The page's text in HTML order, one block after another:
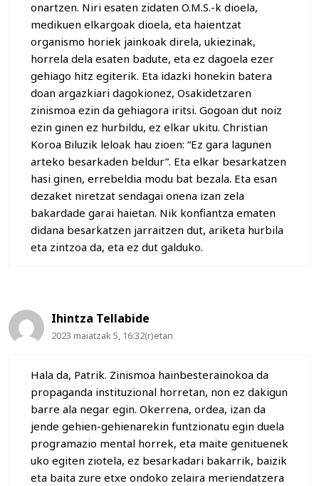
onartzen. Niri esaten zidaten O.M.S.-k dioela,
medikuen elkargoak dioela, eta haientzat
organismo horiek jainkoak direla, ukiezinak,
horrela dela esaten badute, eta ez dagoela ezer
gehiago hitz egiterik. Eta idazki honekin batera
doan argazkiari dagokionez, Osakidetzaren
zinismoa ezin da gehiagora iritsi. Gogoan dut noiz
ezin ginen ez hurbildu, ez elkar ukitu. Christian
Koroa Biluzik leloak hau zioen: “Ez gara lagunen
arteko besarkaden beldur”. Eta elkar besarkatzen
hasi ginen, errebeldia modu bat bezala. Eta esan
dezaket niretzat sendagai onena izan zela
bakardade garai haietan. Nik konfiantza ematen
didana besarkatzen jarraitzen dut, ariketa hurbila
eta zintzoa da, eta ez dut galduko.
Ihintza Tellabide
2023 maiatzak 5, 16:32(r)etan
Hala da, Patrik. Zinismoa hainbesterainokoa da
propaganda instituzional horretan, non ez dakigun
barre ala negar egin. Okerrena, ordea, izan da
jende gehien-gehienarekin funtzionatu egin duela
programazio mental horrek, eta maite genituenek
uko egiten ziotela, ez besarkadari bakarrik, baizik
eta baita zure etxe ondoko zelaira meriendatzera